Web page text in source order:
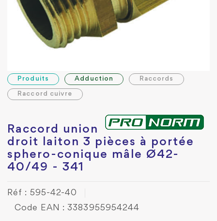
Produits Adduction Raccords
Raccord cuivre
Raccord union
droit laiton 3 pièces à portée
sphero-conique mâle Ø42-
40/49 - 341
Réf : 595-42-40
Code EAN : 3383955954244